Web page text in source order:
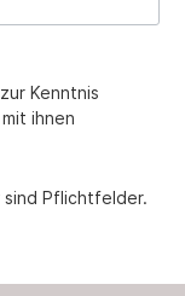
zur Kenntnis
ihnen
sind Pflichtfelder.